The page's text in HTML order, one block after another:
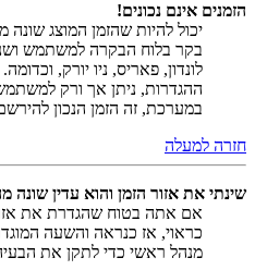
הזמנים אינם נכונים!
יכול להיות שהזמן המוצג
בקר בלוח הבקרה למשתמש
לונדון, פאריס, ניו יורק,
ההגדרות, ניתן אך ורק
במערכת, זה הזמן הנכון
חזרה למעלה
שינתי את אזור הזמן והוא עדין שונה
אם אתה בטוח שהגדרת את אזור
כראוי, אז כנראה והשעה
מנהל ראשי כדי לתקן את